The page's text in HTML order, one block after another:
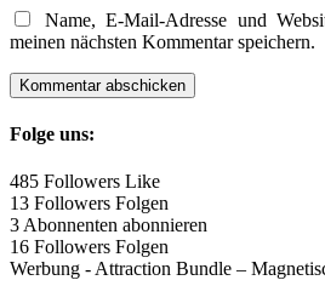
Name, E-Mail-Adresse und
meinen nächsten Kommentar speichern.
Folge uns:
485 Followers Like
13 Followers Folgen
3 Abonnenten abonnieren
16 Followers Folgen
Werbung - Attraction Bundle –